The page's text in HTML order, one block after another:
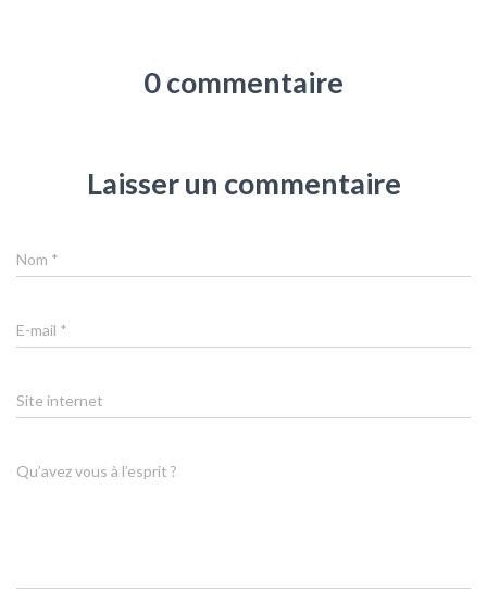
0 commentaire
Laisser un commentaire
Nom *
E-mail *
Site internet
Qu’avez vous à l’esprit ?